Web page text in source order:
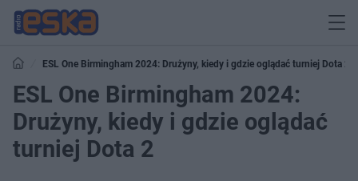
ESL One Birmingham 2024: Drużyny, kiedy i gdzie oglądać turniej Dota 2
ESL One Birmingham 2024:
Drużyny, kiedy i gdzie oglądać
turniej Dota 2